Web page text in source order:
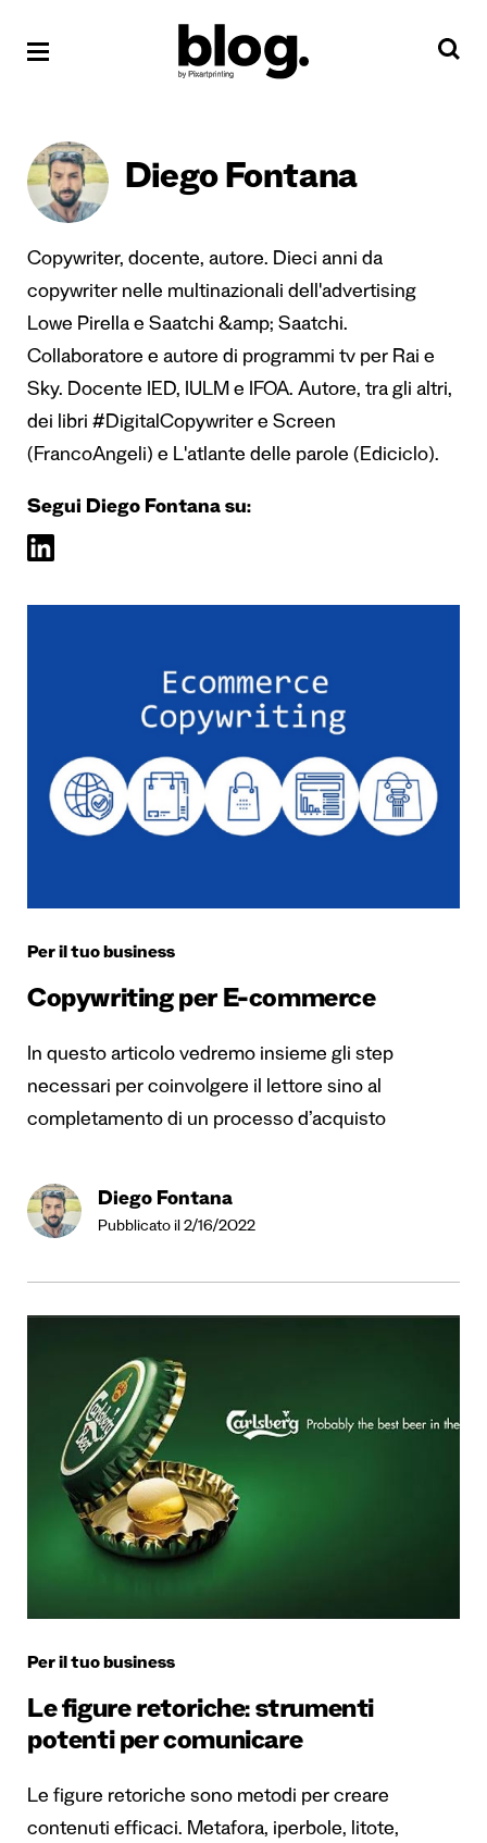
Diego Fontana
Copywriter, docente, autore. Dieci anni da
copywriter nelle multinazionali dell'advertising
Lowe Pirella e Saatchi &amp; Saatchi.
Collaboratore e autore di programmi tv per Rai e
Sky. Docente IED, IULM e IFOA. Autore, tra gli altri,
dei libri #DigitalCopywriter e Screen
(FrancoAngeli) e L'atlante delle parole (Ediciclo).
Segui Diego Fontana su:
Per il tuo business
Copywriting per E-commerce
In questo articolo vedremo insieme gli step
necessari per coinvolgere il lettore sino al
completamento di un processo d’acquisto
Diego Fontana
Pubblicato il 2/16/2022
Per il tuo business
Le figure retoriche: strumenti
potenti per comunicare
Le figure retoriche sono metodi per creare
contenuti efficaci. Metafora, iperbole, litote,